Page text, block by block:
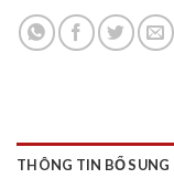
THÔNG TIN BỔ SUNG